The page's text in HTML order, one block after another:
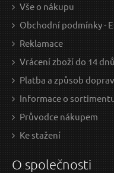
Vše o nákupu
Obchodní podmínky -
Reklamace
Vrácení zboží do 14 dnů
Platba a způsob
Informace o
Průvodce nákupem
Ke stažení
O společnosti